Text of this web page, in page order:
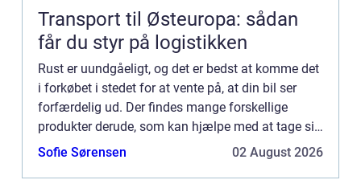
Transport til Østeuropa: sådan
får du styr på logistikken
Rust er uundgåeligt, og det er bedst at komme det
i forkøbet i stedet for at vente på, at din bil ser
forfærdelig ud. Der findes mange forskellige
produkter derude, som kan hjælpe med at tage sig
af eventuelle rustprobl...
Sofie Sørensen 02 August 2026